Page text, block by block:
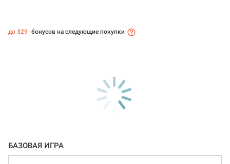
до 329 бонусов на следующие покупки
БАЗОВАЯ ИГРА